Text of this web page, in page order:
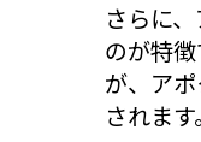
さらに
のが特
が、ア
されます。